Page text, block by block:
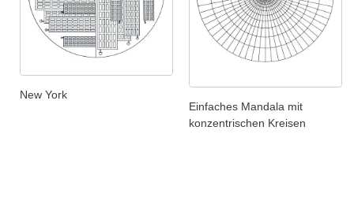
New York
Einfaches Mandala mit
konzentrischen Kreisen